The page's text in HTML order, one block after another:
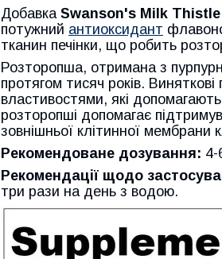
Добавка Swanson's Milk Thistle
потужний антиоксидант
тканин печінки, що робить
Розторопша, отримана з
протягом тисяч років.
властивостями, які
розторопші допомагає
зовнішньої клітинної мембрани
Рекомендоване дозування: 4-
Рекомендації щодо
три рази на день з водою.